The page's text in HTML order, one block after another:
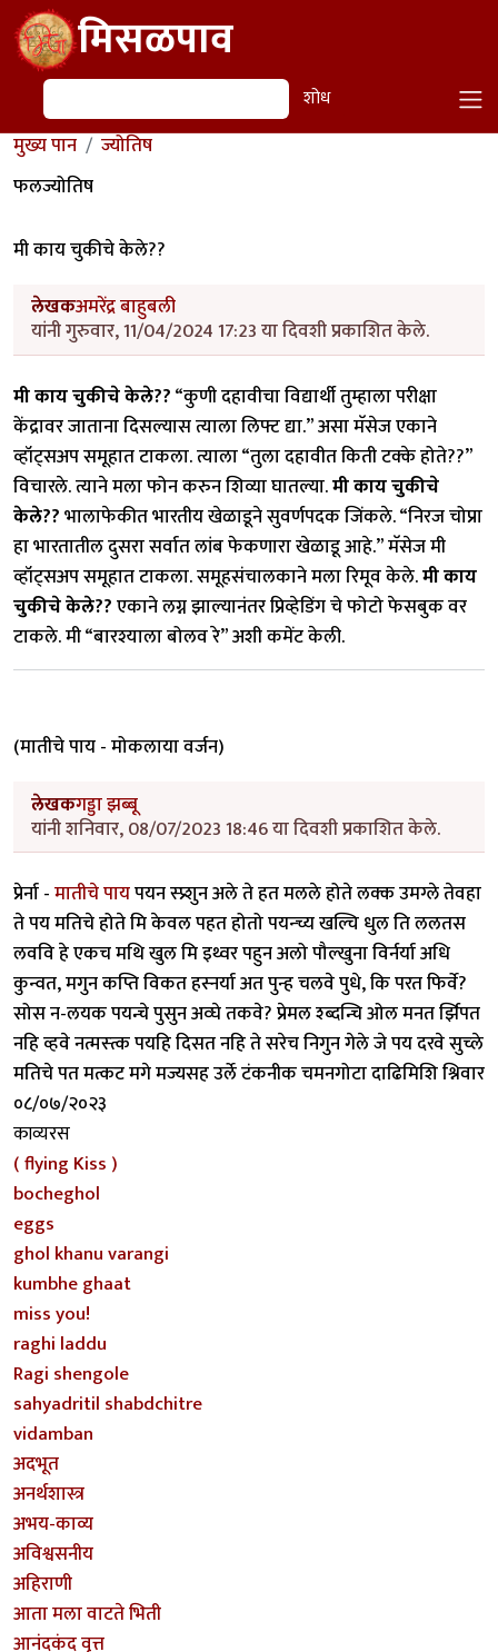
Skip to main contentमिसळपाव
शोध शोध
मुख्य पान
ज्योतिष
फलज्योतिष
मी काय चुकीचे केले??
लेखकअमरेंद्र बाहुबली
यांनी गुरुवार, 11/04/2024 17:23 या दिवशी प्रकाशित केले.
मी काय चुकीचे केले??“कुणी दहावीचा विद्यार्थी तुम्हाला परीक्षा
केंद्रावर जाताना दिसल्यास त्याला लिफ्ट द्या.” असा मॅसेज एकाने
व्हॉट्सअप समूहात टाकला. त्याला “तुला दहावीत किती टक्के होते??”
विचारले. त्याने मला फोन करुन शिव्या घातल्या.मी काय चुकीचे
केले??भालाफेकीत भारतीय खेळाडूने सुवर्णपदक जिंकले. “निरज चोप्रा
हा भारतातील दुसरा सर्वात लांब फेकणारा खेळाडू आहे.” मॅसेज मी
व्हॉट्सअप समूहात टाकला. समूहसंचालकाने मला रिमूव केले.मी काय
चुकीचे केले??एकाने लग्न झाल्यानंतर प्रिव्हेडिंग चे फोटो फेसबुक वर
टाकले. मी “बारश्याला बोलव रे” अशी कमेंट केली.
(मातीचे पाय - मोकलाया वर्जन)
लेखकगड्डा झब्बू
यांनी शनिवार, 08/07/2023 18:46 या दिवशी प्रकाशित केले.
प्रेर्ना -मातीचे पायपयन स्प्र्शुन अले ते हत मलले होते लक्क उमग्ले तेवहा
ते पय मतिचे होते मि केवल पहत होतो पयन्च्य खल्चि धुल ति ललतस
लववि हे एकच मथि खुल मि इथ्वर पहुन अलो पौल्खुना विर्नर्या अधि
कुन्वत, मगुन कप्ति विकत हस्नर्या अत पुन्ह चलवे पुधे, कि परत फिर्वे?
सोस न-लयक पयन्चे पुसुन अव्घे तकवे? प्रेमल श्ब्दन्चि ओल मनत र्झिपत
नहि व्हवे नत्मस्त्क पयहि दिसत नहि ते सरेच निगुन गेले जे पय दरवे सुच्ले
मतिचे पत मत्कट मगे मज्यसह उर्ले टंकनीक चमनगोटा दाढिमिशि श्निवार
०८/०७/२०२३
काव्यरस
( flying Kiss )
bocheghol
eggs
ghol khanu varangi
kumbhe ghaat
miss you!
raghi laddu
Ragi shengole
sahyadritil shabdchitre
vidamban
अदभूत
अनर्थशास्त्र
अभय-काव्य
अविश्वसनीय
अहिराणी
आता मला वाटते भिती
आनंदकंद वृत्त